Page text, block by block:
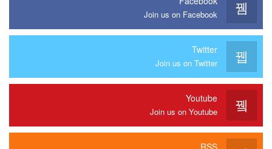
Join us on Facebook
Twitter
Join us on Twitter
Youtube
Join us on Youtube